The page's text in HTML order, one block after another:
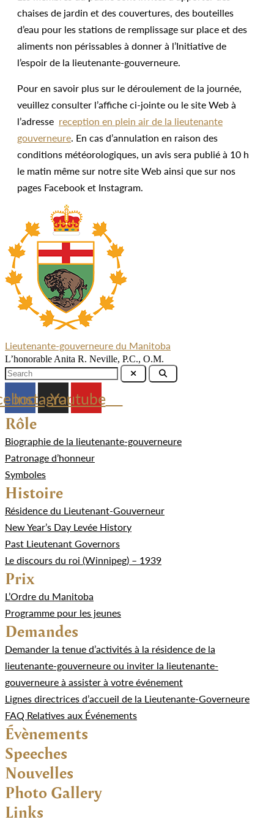
chaises de jardin et des couvertures, des bouteilles
d’eau pour les stations de remplissage sur place et des
aliments non périssables à donner à l’Initiative de
l’espoir de la lieutenante-gouverneure.
Pour en savoir plus sur le déroulement de la journée,
veuillez consulter l’affiche ci-jointe ou le site Web à
l’adresse reception en plein air de la lieutenante
gouverneure. En cas d’annulation en raison des
conditions météorologiques, un avis sera publié à 10 h
le matin même sur notre site Web ainsi que sur nos
pages Facebook et Instagram.
Lieutenante-gouverneure du Manitoba
L’honorable Anita R. Neville, P.C., O.M.
Instagram
Youtube
Rôle
Biographie de la lieutenante-gouverneure
Patronage d’honneur
Symboles
Histoire
Résidence du Lieutenant-Gouverneur
New Year’s Day Levée History
Past Lieutenant Governors
Le discours du roi (Winnipeg) – 1939
Prix
L’Ordre du Manitoba
Programme pour les jeunes
Demandes
Demander la tenue d’activités à la résidence de la
lieutenante-gouverneure ou inviter la lieutenante-
gouverneure à assister à votre événement
Lignes directrices d’accueil de la Lieutenante-Governeure
FAQ Relatives aux Événements
Évènements
Speeches
Nouvelles
Photo Gallery
Links